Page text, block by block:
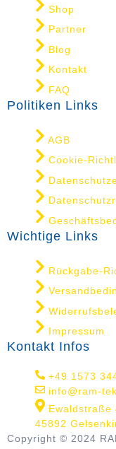
Shop
Partner
Blog
Kontakt
FAQ
Politiken Links
AGB
Cookie-
Wichtige Links
Rückgabe-
Impressum
Kontakt Infos
+49 1573
info@ram-
Ewaldstraße
45892
Copyright © 2024